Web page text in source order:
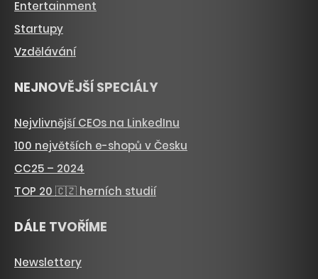
Entertainment
Startupy
Vzdělávání
NEJNOVĚJŠÍ SPECIÁLY
Nejvlivnější CEOs na LinkedInu
100 největších e-shopů v Česku
CC25 – 2024
TOP 20 🇨🇿 herních studií
DÁLE TVOŘÍME
Newslettery